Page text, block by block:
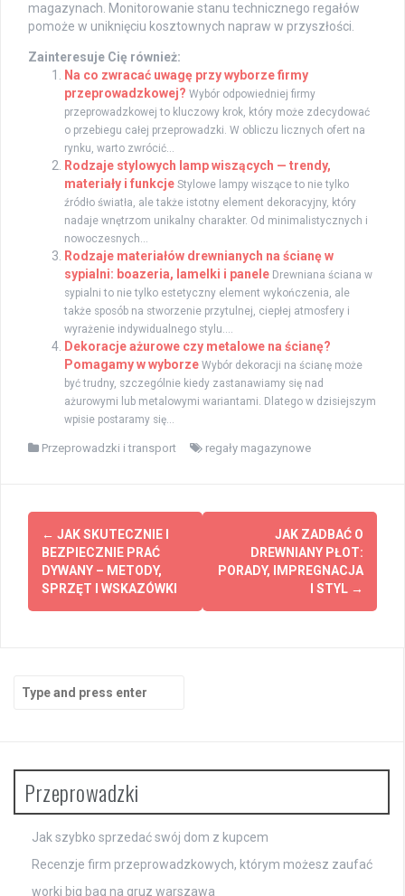
magazynach. Monitorowanie stanu technicznego regałów
pomoże w uniknięciu kosztownych napraw w przyszłości.
Zainteresuje Cię również:
Na co zwracać uwagę przy wyborze firmy
przeprowadzkowej? Wybór odpowiedniej firmy
przeprowadzkowej to kluczowy krok, który może zdecydować
o przebiegu całej przeprowadzki. W obliczu licznych ofert na
rynku, warto zwrócić...
Rodzaje stylowych lamp wiszących — trendy,
materiały i funkcje Stylowe lampy wiszące to nie tylko
źródło światła, ale także istotny element dekoracyjny, który
nadaje wnętrzom unikalny charakter. Od minimalistycznych i
nowoczesnych...
Rodzaje materiałów drewnianych na ścianę w
sypialni: boazeria, lamelki i panele Drewniana ściana w
sypialni to nie tylko estetyczny element wykończenia, ale
także sposób na stworzenie przytulnej, ciepłej atmosfery i
wyrażenie indywidualnego stylu....
Dekoracje ażurowe czy metalowe na ścianę?
Pomagamy w wyborze Wybór dekoracji na ścianę może
być trudny, szczególnie kiedy zastanawiamy się nad
ażurowymi lub metalowymi wariantami. Dlatego w dzisiejszym
wpisie postaramy się...
Przeprowadzki i transport regały magazynowe
Post
navigation
← JAK SKUTECZNIE I
BEZPIECZNIE PRAĆ
DYWANY – METODY,
SPRZĘT I WSKAZÓWKI
JAK ZADBAĆ O
DREWNIANY PŁOT:
PORADY, IMPREGNACJA
I STYL →
Search
for:
Przeprowadzki
Jak szybko sprzedać swój dom z kupcem
Recenzje firm przeprowadzkowych, którym możesz zaufać
worki big bag na gruz warszawa